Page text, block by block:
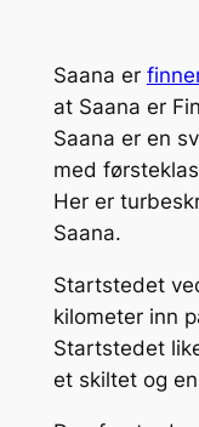
Saana er
at Saana er
Saana er en
med
Her er
Saana.
Startstedet
kilometer inn
Startstedet
et skiltet og